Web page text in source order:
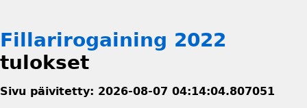
Fillarirogaining 2022
tulokset
Sivu päivitetty: 2026-08-07 04:14:04.807051